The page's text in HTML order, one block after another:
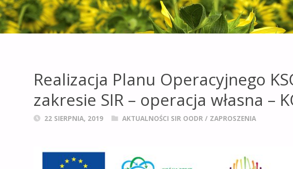
Realizacja Planu Operacyjnego
zakresie SIR – operacja własna –
22 SIERPNIA, 2019 AKTUALNOŚCI SIR OODR/ ZAPROSZENIA